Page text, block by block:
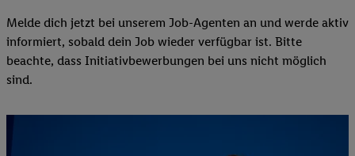
Melde dich jetzt bei unserem Job-Agenten an und werde aktiv
informiert, sobald dein Job wieder verfügbar ist. Bitte
beachte, dass Initiativbewerbungen bei uns nicht möglich
sind.